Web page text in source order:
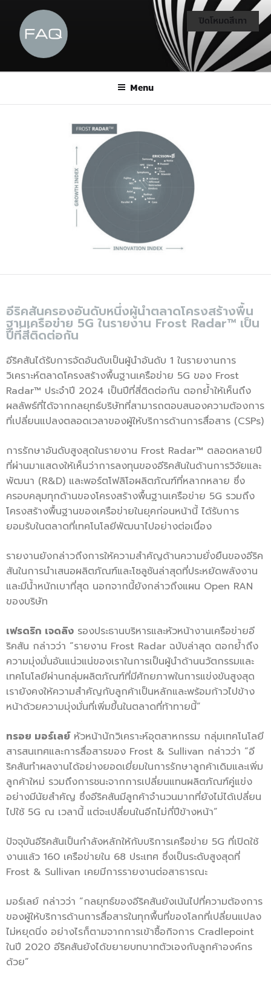
Menu
อีริคสันครองอันดับหนึ่งผู้นำตลาดโครงสร้างพื้น
ฐานเครือข่าย 5G ในรายงาน Frost Radar™ เป็น
ปีที่สี่ติดต่อกัน
อีริคสันได้รับการจัดอันดับเป็นผู้นำอันดับ 1 ในรายงานการ
วิเคราะห์ตลาดโครงสร้างพื้นฐานเครือข่าย 5G ของ Frost
Radar™ ประจำปี 2024 เป็นปีที่สี่ติดต่อกัน ตอกย้ำให้เห็นถึง
ผลลัพธ์ที่ได้จากกลยุทธ์บริษัทที่สามารถตอบสนองความต้องการ
ที่เปลี่ยนแปลงตลอดเวลาของผู้ให้บริการด้านการสื่อสาร (CSPs)
การรักษาอันดับสูงสุดในรายงาน Frost Radar™ ตลอดหลายปี
ที่ผ่านมาแสดงให้เห็นว่าการลงทุนของอีริคสันในด้านการวิจัยและ
พัฒนา (R&D) และพอร์ตโฟลิโอผลิตภัณฑ์ที่หลากหลาย ซึ่ง
ครอบคลุมทุกด้านของโครงสร้างพื้นฐานเครือข่าย 5G รวมถึง
โครงสร้างพื้นฐานของเครือข่ายในยุคก่อนหน้านี้ ได้รับการ
ยอมรับในตลาดที่เทคโนโลยีพัฒนาไปอย่างต่อเนื่อง
รายงานยังกล่าวถึงการให้ความสำคัญด้านความยั่งยืนของอีริค
สันในการนำเสนอผลิตภัณฑ์และโซลูชันล่าสุดที่ประหยัดพลังงาน
และมีน้ำหนักเบาที่สุด นอกจากนี้ยังกล่าวถึงแผน Open RAN
ของบริษัท
เฟรดริก เจดลิง รองประธานบริหารและหัวหน้างานเครือข่ายอี
ริคสัน กล่าวว่า “รายงาน Frost Radar ฉบับล่าสุด ตอกย้ำถึง
ความมุ่งมั่นอันแน่วแน่ของเราในการเป็นผู้นำด้านนวัตกรรมและ
เทคโนโลยีผ่านกลุ่มผลิตภัณฑ์ที่มีศักยภาพในการแข่งขันสูงสุด
เรายังคงให้ความสำคัญกับลูกค้าเป็นหลักและพร้อมก้าวไปข้าง
หน้าด้วยความมุ่งมั่นที่เพิ่มขึ้นในตลาดที่ท้าทายนี้”
ทรอย มอร์เลย์หัวหน้านักวิเคราะห์อุตสาหกรรม กลุ่มเทคโนโลยี
สารสนเทศและการสื่อสารของ Frost & Sullivan กล่าวว่า “อี
ริคสันทำผลงานได้อย่างยอดเยี่ยมในการรักษาลูกค้าเดิมและเพิ่ม
ลูกค้าใหม่ รวมถึงการชนะจากการเปลี่ยนแทนผลิตภัณฑ์คู่แข่ง
อย่างมีนัยสำคัญ ซึ่งอีริคสันมีลูกค้าจำนวนมากที่ยังไม่ได้เปลี่ยน
ไปใช้ 5G ณ เวลานี้ แต่จะเปลี่ยนในอีกไม่กี่ปีข้างหน้า”
ปัจจุบันอีริคสันเป็นกำลังหลักให้กับบริการเครือข่าย 5G ที่เปิดใช้
งานแล้ว 160 เครือข่ายใน 68 ประเทศ ซึ่งเป็นระดับสูงสุดที่
Frost & Sullivan เคยมีการรายงานต่อสาธารณะ
มอร์เลย์ กล่าวว่า “กลยุทธ์ของอีริคสันยังเน้นไปที่ความต้องการ
ของผู้ให้บริการด้านการสื่อสารในทุกพื้นที่ของโลกที่เปลี่ยนแปลง
ไม่หยุดนิ่ง อย่างไรก็ตามจากการเข้าซื้อกิจการ Cradlepoint
ในปี 2020 อีริคสันยังได้ขยายบทบาทตัวเองกับลูกค้าองค์กร
ด้วย”
ปิดโหมดสีเทา